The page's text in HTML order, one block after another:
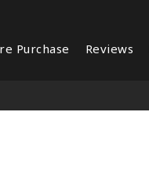
Purchase Reviews